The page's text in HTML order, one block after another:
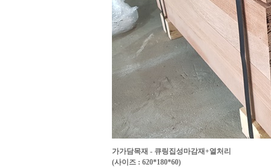
가가담목재 - 큐링집성마감재+열처리
(사이즈 : 620*180*60)